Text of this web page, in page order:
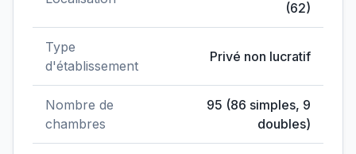
(62)
Type
d'établissement
Privé non lucratif
Nombre de
chambres
95 (86 simples, 9
doubles)